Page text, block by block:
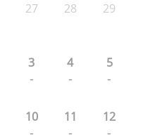
27 28 29
3
-
4
-
5
-
10
-
11
-
12
-